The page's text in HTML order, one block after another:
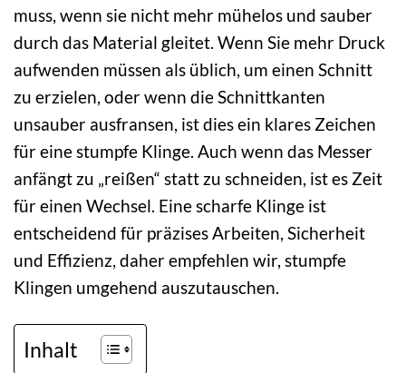
muss, wenn sie nicht mehr mühelos und sauber
durch das Material gleitet. Wenn Sie mehr Druck
aufwenden müssen als üblich, um einen Schnitt
zu erzielen, oder wenn die Schnittkanten
unsauber ausfransen, ist dies ein klares Zeichen
für eine stumpfe Klinge. Auch wenn das Messer
anfängt zu „reißen“ statt zu schneiden, ist es Zeit
für einen Wechsel. Eine scharfe Klinge ist
entscheidend für präzises Arbeiten, Sicherheit
und Effizienz, daher empfehlen wir, stumpfe
Klingen umgehend auszutauschen.
Inhalt